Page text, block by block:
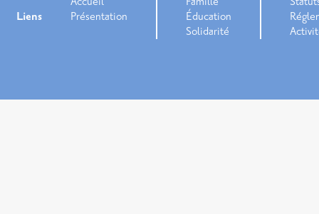
Liens
Présentation
Éducation
Solidarité